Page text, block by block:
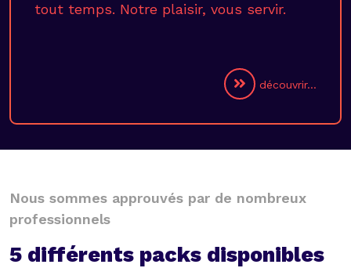
tout temps. Notre plaisir, vous servir.
découvrir...
Nous sommes approuvés par de nombreux
professionnels
5 différents packs disponibles